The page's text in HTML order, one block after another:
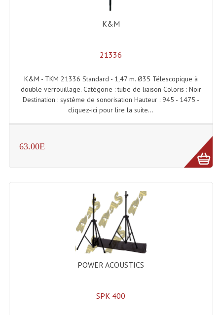
Digital Package Et Logiciel
Enregistreur Numérique
Limiteur De Niveau Sonore
Micro Sans Fil HF UHF 800MHZ
Microphones De Surface
Multi-Effets, Reverbes Etc...
Peripheriques Traitements Et Accessoires
Portes Voix Mégaphones
K&M
21336
K&M - TKM 21336 Standard - 1,47 m. Ø35 Télescopique à
double verrouillage. Catégorie : tube de liaison Coloris : Noir
Destination : système de sonorisation Hauteur : 945 - 1475 -
cliquez-ici pour lire la suite...
63.00E
POWER ACOUSTICS
SPK 400